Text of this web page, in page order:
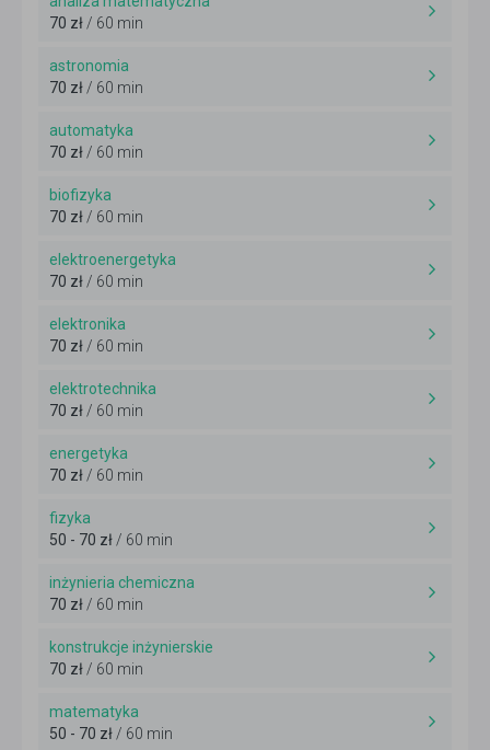
70 zł / 60 min
astronomia
70 zł / 60 min
automatyka
70 zł / 60 min
biofizyka
70 zł / 60 min
elektroenergetyka
70 zł / 60 min
elektronika
70 zł / 60 min
elektrotechnika
70 zł / 60 min
energetyka
70 zł / 60 min
fizyka
50 - 70 zł / 60 min
inżynieria chemiczna
70 zł / 60 min
konstrukcje inżynierskie
70 zł / 60 min
matematyka
50 - 70 zł / 60 min